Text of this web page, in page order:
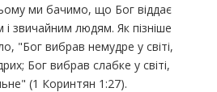
ми бачимо, що Бог віддає
звичайним людям. Як пізніше
"Бог вибрав немудре у світі,
Бог вибрав слабке у світі,
(1 Коринтян 1:27).